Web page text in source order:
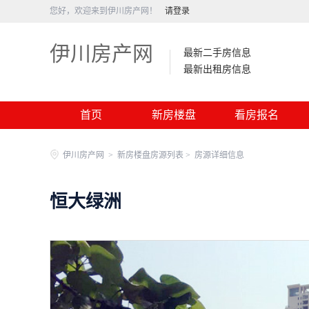
您好，欢迎来到伊川房产网！ 请登录
伊川房产网
最新二手房信息
最新出租房信息
首页 新房楼盘 看房报名
伊川房产网 > 新房楼盘房源列表 > 房源详细信息
恒大绿洲